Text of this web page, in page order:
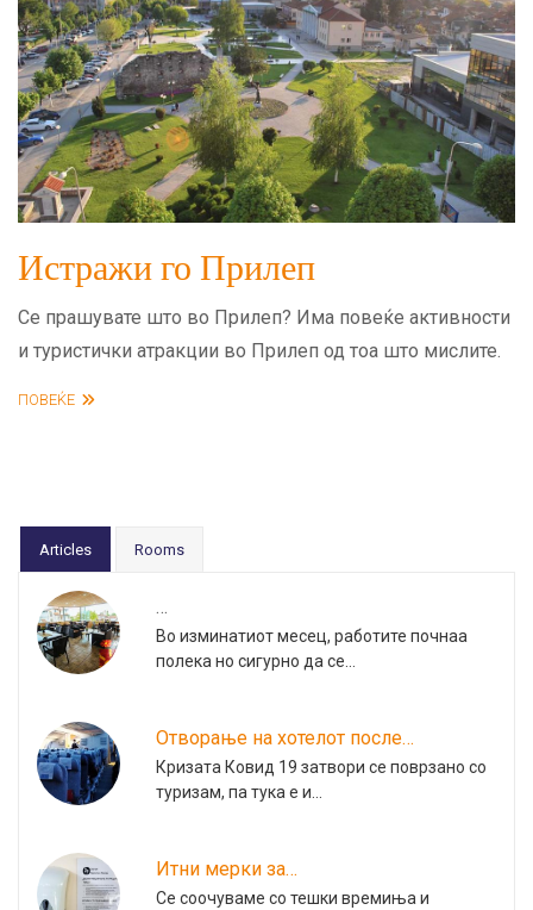
Истражи го Прилеп
Се прашувате што во Прилеп? Има повеќе активности
и туристички атракции во Прилеп од тоа што мислите.
ПОВЕЌЕ
Articles Rooms
Во изминатиот месец, работите почнаа
полека но сигурно да се…
Отворање на хотелот после…
Кризата Ковид 19 затвори се поврзано со
туризам, па тука е и…
Итни мерки за…
Се соочуваме со тешки времиња и